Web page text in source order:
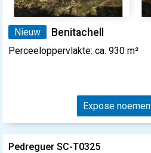
Nieuw Benitachell
Perceeloppervlakte: ca. 930 m²
Expose noemen
Pedreguer SC-T0325